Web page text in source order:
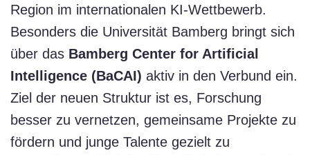
Region im internationalen KI-Wettbewerb.
Besonders die Universität Bamberg bringt sich
über das Bamberg Center for Artificial
Intelligence (BaCAI) aktiv in den Verbund ein.
Ziel der neuen Struktur ist es, Forschung
besser zu vernetzen, gemeinsame Projekte zu
fördern und junge Talente gezielt zu